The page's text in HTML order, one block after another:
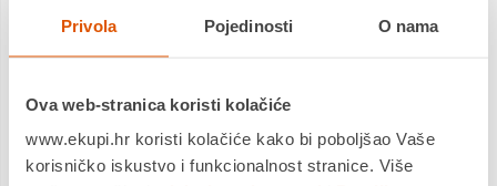
Privola Pojedinosti O nama
Ova web-stranica koristi kolačiće
www.ekupi.hr koristi kolačiće kako bi poboljšao Vaše
korisničko iskustvo i funkcionalnost stranice. Više
Zidna svjetiljka HARPUT crna, metal, promjer 12 cm, visina 20
cm, E27, 40 W.Saznaj više
Dostavljamo već od09.09.2026
Platite gotovinom pri preuzimanju, Internet bankarstvom, karticama
jednokratno i na rate
Povrat robe moguć unutar 14 dana